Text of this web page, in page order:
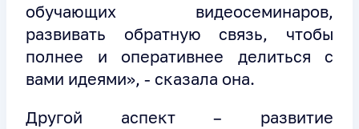
обучающих видеосеминаров,
развивать обратную связь, чтобы
полнее и оперативнее делиться с
вами идеями», - сказала она.
Другой аспект – развитие